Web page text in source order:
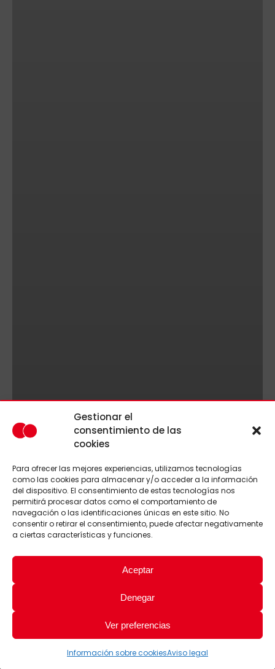
Gestionar el
consentimiento de las
cookies
Para ofrecer las mejores experiencias, utilizamos tecnologías
como las cookies para almacenar y/o acceder a la información
del dispositivo. El consentimiento de estas tecnologías nos
permitirá procesar datos como el comportamiento de
navegación o las identificaciones únicas en este sitio. No
consentir o retirar el consentimiento, puede afectar negativamente
a ciertas características y funciones.
Aceptar
Denegar
Ver preferencias
Información sobre cookiesAviso legal